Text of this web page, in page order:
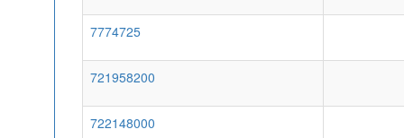
7774725
721958200
722148000